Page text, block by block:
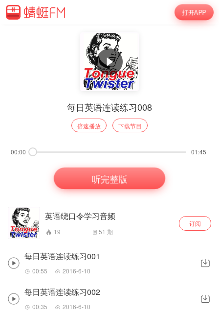
打开APP
每日英语连读练习008
倍速播放 下载节目
00:00 01:45
听完整版
英语绕口令学习音频
19 51 期
订阅
每日英语连读练习001
00:55 2016-6-10
每日英语连读练习002
00:35 2016-6-10